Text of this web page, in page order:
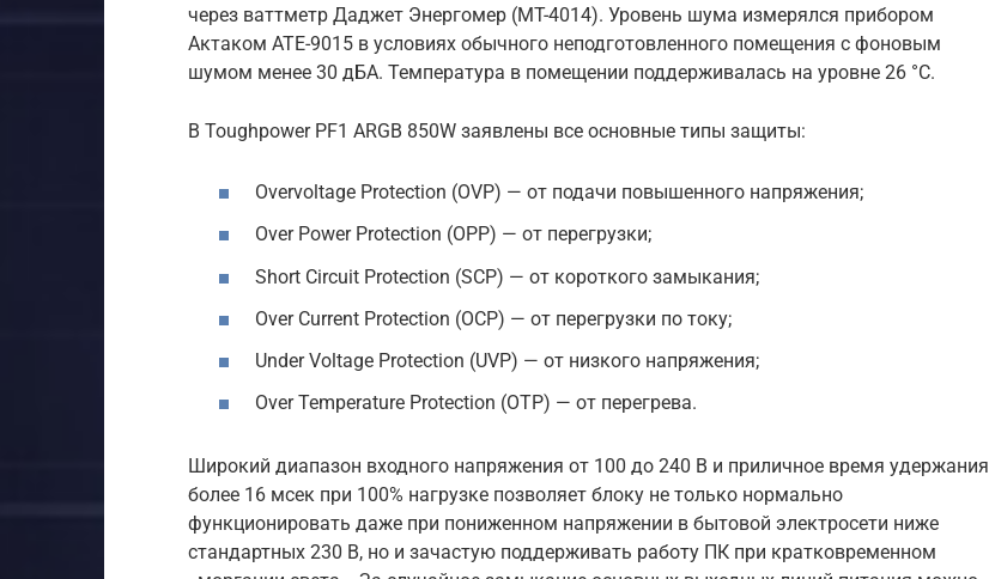
через ваттметр Даджет Энергомер (MT-4014). Уровень шума измерялся прибором
Актаком ATE-9015 в условиях обычного неподготовленного помещения с фоновым
шумом менее 30 дБА. Температура в помещении поддерживалась на уровне 26 °C.
В Toughpower PF1 ARGB 850W заявлены все основные типы защиты:
Overvoltage Protection (OVP) — от подачи повышенного напряжения;
Over Power Protection (OPP) — от перегрузки;
Short Circuit Protection (SCP) — от короткого замыкания;
Over Current Protection (OCP) — от перегрузки по току;
Under Voltage Protection (UVP) — от низкого напряжения;
Over Temperature Protection (OTP) — от перегрева.
Широкий диапазон входного напряжения от 100 до 240 В и приличное время удержания
более 16 мсек при 100% нагрузке позволяет блоку не только нормально
функционировать даже при пониженном напряжении в бытовой электросети ниже
стандартных 230 В, но и зачастую поддерживать работу ПК при кратковременном